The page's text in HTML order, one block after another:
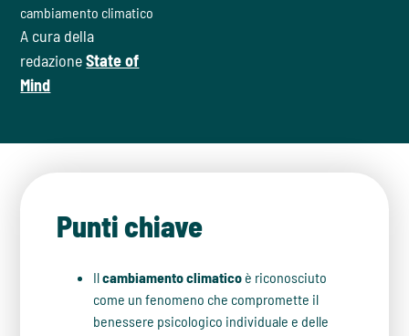
cambiamento climatico
A cura della
redazioneState of
Mind
Punti chiave
Ilcambiamento climatico è riconosciuto
come un fenomeno che compromette il
benessere psicologico individuale e delle